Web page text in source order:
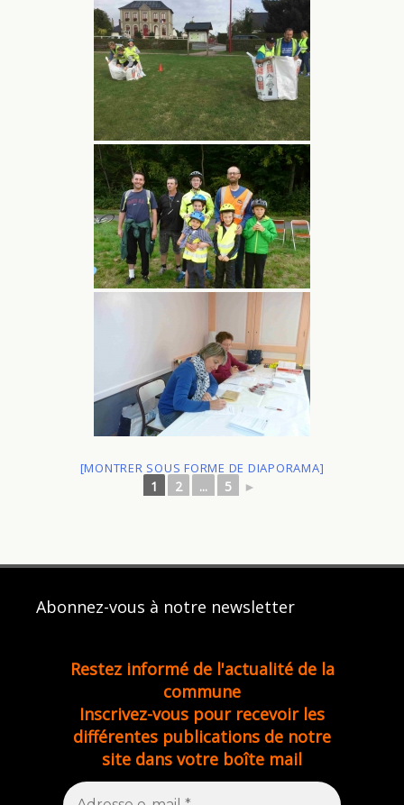
[MONTRER SOUS FORME DE DIAPORAMA]
1 2 ... 5 ►
Abonnez-vous à notre newsletter
Restez informé de l'actualité de la
commune
Inscrivez-vous pour recevoir les
différentes publications de notre
site dans votre boîte mail